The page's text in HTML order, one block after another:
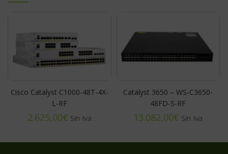
Cisco Catalyst C1000-48T-4X-
L-RF
€
Catalyst 3650 – WS-C3650-
48FD-S-RF
€